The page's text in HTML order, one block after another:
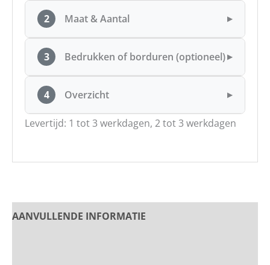
2 Maat & Aantal ▶
3 Bedrukken of borduren (optioneel)▶
4 Overzicht ▶
Levertijd: 1 tot 3 werkdagen, 2 tot 3 werkdagen
AANVULLENDE INFORMATIE